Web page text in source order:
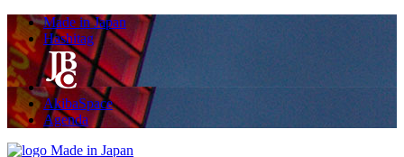
Made in Japan
Hashitag
AkibaSpace
Agenda